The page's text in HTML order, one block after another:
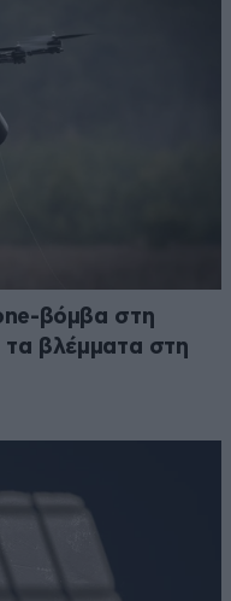
βόμβα στη
τα βλέμματα στη